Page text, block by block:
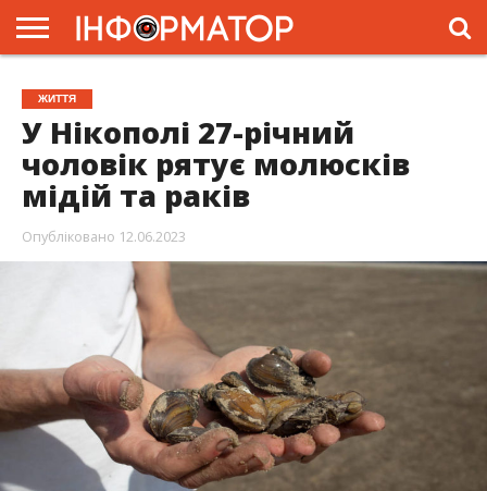
ГОЛОВНА
ЖИТТЯ
ВЛАДА
ГРОШІ
ТРЕШ
ПРЕС-
РЕЛІЗИ
РЕКЛАМА
ПРОЕКТИ
ЖИТТЯ
У Нікополі 27-річний
чоловік рятує молюсків
мідій та раків
Опубліковано 12.06.2023